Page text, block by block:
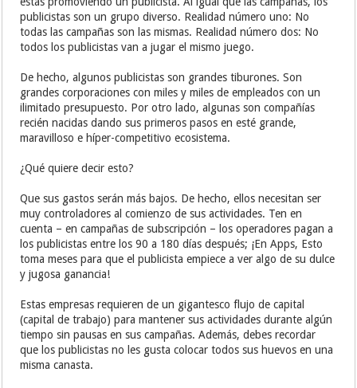
publicistas son un grupo diverso. Realidad número uno: No
todas las campañas son las mismas. Realidad número dos: No
todos los publicistas van a jugar el mismo juego.
De hecho, algunos publicistas son grandes tiburones. Son
grandes corporaciones con miles y miles de empleados con un
ilimitado presupuesto. Por otro lado, algunas son compañías
recién nacidas dando sus primeros pasos en esté grande,
maravilloso e híper-competitivo ecosistema.
¿Qué quiere decir esto?
Que sus gastos serán más bajos. De hecho, ellos necesitan ser
muy controladores al comienzo de sus actividades. Ten en
cuenta – en campañas de subscripción – los operadores pagan a
los publicistas entre los 90 a 180 días después; ¡En Apps, Esto
toma meses para que el publicista empiece a ver algo de su dulce
y jugosa ganancia!
Estas empresas requieren de un gigantesco flujo de capital
(capital de trabajo) para mantener sus actividades durante algún
tiempo sin pausas en sus campañas. Además, debes recordar
que los publicistas no les gusta colocar todos sus huevos en una
misma canasta.